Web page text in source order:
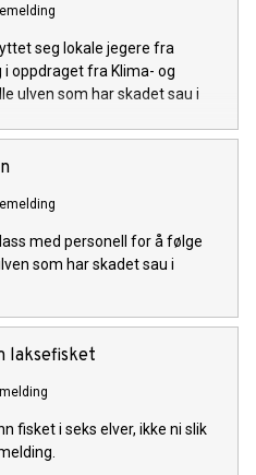
seg lokale jegere fra
oppdraget fra Klima- og
ulven som har skadet sau i
med personell for å følge
som har skadet sau i
laksefisket
fisket i seks elver, ikke ni slik